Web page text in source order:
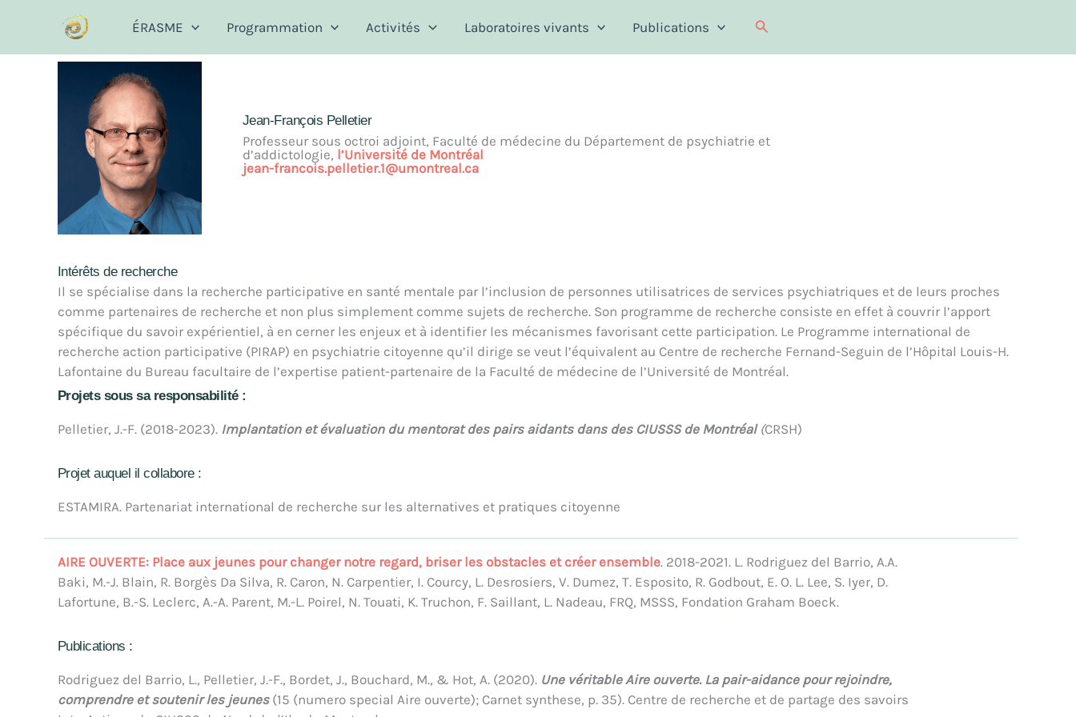
ÉRASME Programmation Activités Laboratoires vivants Publications Recherche
Jean-François Pelletier
Professeur sous octroi adjoint, Faculté de médecine du Département de psychiatrie et
d’addictologie, l’Université de Montréal
jean-francois.pelletier.1@umontreal.ca
Intérêts de recherche
Il se spécialise dans la recherche participative en santé mentale par l’inclusion de personnes utilisatrices de services psychiatriques et de leurs proches
comme partenaires de recherche et non plus simplement comme sujets de recherche. Son programme de recherche consiste en effet à couvrir l’apport
spécifique du savoir expérientiel, à en cerner les enjeux et à identifier les mécanismes favorisant cette participation. Le Programme international de
recherche action participative (PIRAP) en psychiatrie citoyenne qu’il dirige se veut l’équivalent au Centre de recherche Fernand-Seguin de l’Hôpital Louis-H.
Lafontaine du Bureau facultaire de l’expertise patient-partenaire de la Faculté de médecine de l’Université de Montréal.
Projets sous sa responsabilité :
Pelletier, J.-F. (2018-2023). Implantation et évaluation du mentorat des pairs aidants dans des CIUSSS de Montréal (CRSH)
Projet auquel il collabore :
ESTAMIRA. Partenariat international de recherche sur les alternatives et pratiques citoyenne
AIRE OUVERTE: Place aux jeunes pour changer notre regard, briser les obstacles et créer ensemble. 2018-2021. L. Rodriguez del Barrio, A.A.
Baki, M.-J. Blain, R. Borgès Da Silva, R. Caron, N. Carpentier, I. Courcy, L. Desrosiers, V. Dumez, T. Esposito, R. Godbout, E. O. L. Lee, S. Iyer, D.
Lafortune, B.-S. Leclerc, A.-A. Parent, M.-L. Poirel, N. Touati, K. Truchon, F. Saillant, L. Nadeau, FRQ, MSSS, Fondation Graham Boeck.
Publications :
Rodriguez del Barrio, L., Pelletier, J.-F., Bordet, J., Bouchard, M., & Hot, A. (2020). Une véritable Aire ouverte. La pair-aidance pour rejoindre,
comprendre et soutenir les jeunes (15 (numero special Aire ouverte); Carnet synthese, p. 35). Centre de recherche et de partage des savoirs